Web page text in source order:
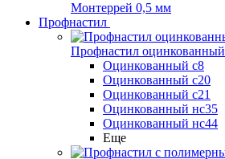
Монтеррей 0,5 мм
Профнастил
Профнастил оцинкованный
Оцинкованный с8
Оцинкованный с20
Оцинкованный с21
Оцинкованный нс35
Оцинкованный нс44
Еще